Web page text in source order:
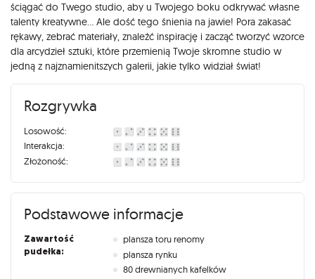
ściągać do Twego studio, aby u Twojego boku odkrywać własne
talenty kreatywne… Ale dość tego śnienia na jawie! Pora zakasać
rękawy, zebrać materiały, znaleźć inspirację i zacząć tworzyć wzorce
dla arcydzieł sztuki, które przemienią Twoje skromne studio w
jedną z najznamienitszych galerii, jakie tylko widział świat!
Rozgrywka
Losowość:
Interakcja:
Złożoność:
Podstawowe informacje
Zawartość
pudełka:
plansza toru renomy
plansza rynku
80 drewnianych kafelków